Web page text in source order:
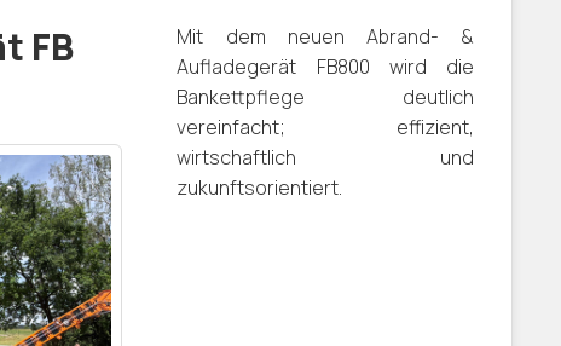
FB
Mit dem neuen Abrand- &
Aufladegerät FB800 wird die
Bankettpflege deutlich
vereinfacht; effizient,
wirtschaftlich und
zukunftsorientiert.